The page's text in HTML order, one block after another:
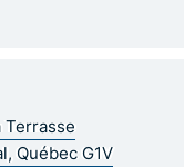
Québec G1V